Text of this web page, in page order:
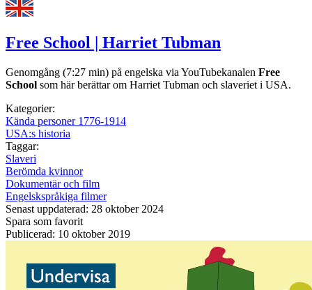
Free School | Harriet Tubman
Genomgång (7:27 min) på engelska via YouTubekanalen Free
School som här berättar om Harriet Tubman och slaveriet i USA.
Kategorier:
Kända personer 1776-1914
USA:s historia
Taggar:
Slaveri
Berömda kvinnor
Dokumentär och film
Engelskspråkiga filmer
Senast uppdaterad: 28 oktober 2024
Spara som favorit
Publicerad: 10 oktober 2019